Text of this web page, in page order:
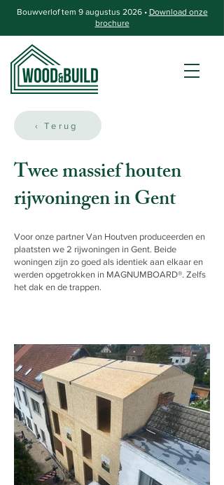
Bouwverlof tem 9 augustus 2026 • Download onze
brochure
‹ Terug
Twee massief houten
rijwoningen in Gent
Voor onze partner Van Houtven produceerden en
plaatsten we 2 rijwoningen in Gent. Beide
woningen zijn zo goed als identiek aan elkaar en
werden opgetrokken in MAGNUMBOARD®. Zelfs
het dak en de trappen.